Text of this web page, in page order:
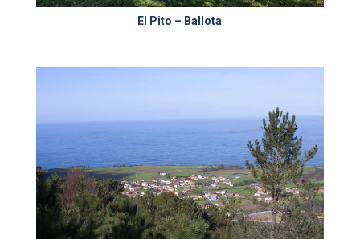
El Pito – Ballota